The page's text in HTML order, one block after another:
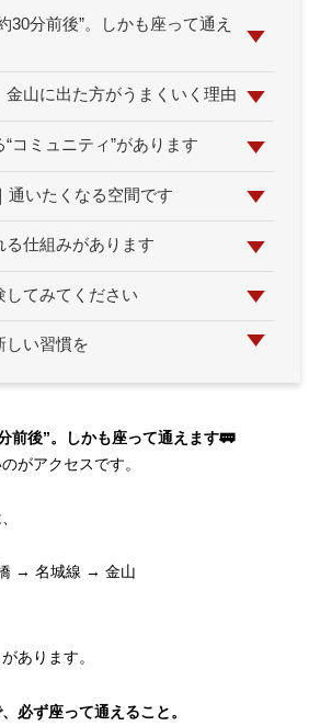
30分前後”。しかも座って通え
金山に出た方がうまくいく理由
コミュニティ”があります
通いたくなる空間です
る仕組みがあります
してみてください
しい習慣を
前後”。しかも座って通えます🚃
がアクセスです。
→ 名城線 → 金山
あります。
必ず座って通えること。